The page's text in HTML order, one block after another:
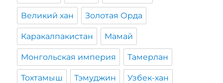
Великий хан Золотая Орда
Каракалпакистан Мамай
Монгольская империя Тамерлан
Тохтамыш Тэмуджин Узбек-хан